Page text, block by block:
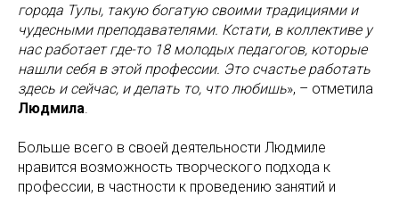
города Тулы, такую богатую своими традициями и
чудесными преподавателями. Кстати, в коллективе у
нас работает где-то 18 молодых педагогов, которые
нашли себя в этой профессии. Это счастье работать
здесь и сейчас, и делать то, что любишь», – отметила
Людмила.
Больше всего в своей деятельности Людмиле
нравится возможность творческого подхода к
профессии, в частности к проведению занятий и